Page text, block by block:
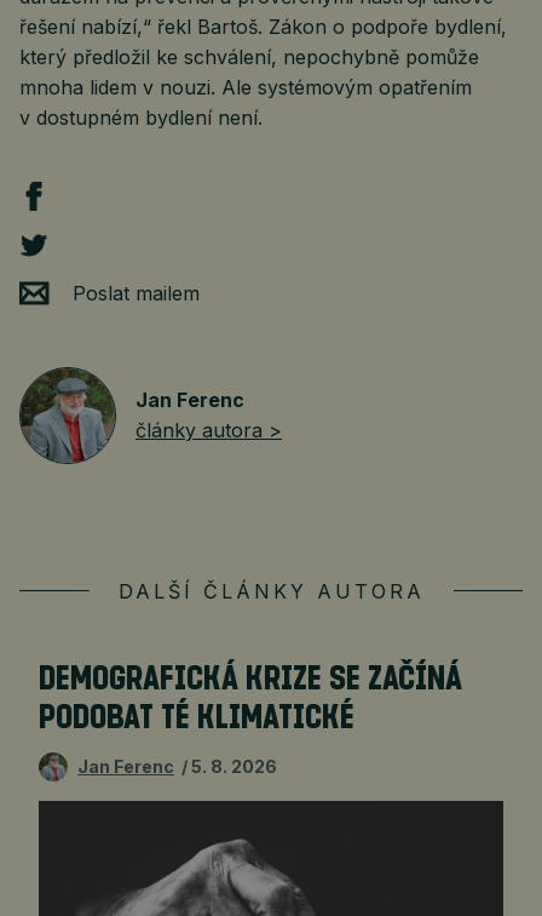
řešení nabízí,“ řekl Bartoš. Zákon o podpoře bydlení,
který předložil ke schválení, nepochybně pomůže
mnoha lidem v nouzi. Ale systémovým opatřením
v dostupném bydlení není.
Poslat mailem
Jan Ferenc
články autora >
DALŠÍ ČLÁNKY AUTORA
DEMOGRAFICKÁ KRIZE SE ZAČÍNÁ
PODOBAT TÉ KLIMATICKÉ
Jan Ferenc 5. 8. 2026